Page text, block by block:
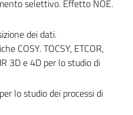
selettivo. Effetto NOE.
dei dati.
COSY. TOCSY, ETCOR,
3D e 4D per lo studio di
lo studio dei processi di